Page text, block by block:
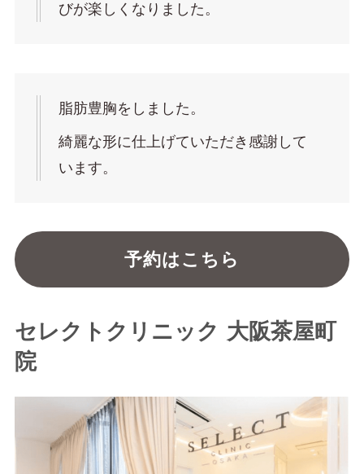
びが楽しくなりました。
脂肪豊胸をしました。
綺麗な形に仕上げていただき感謝して
います。
予約はこちら
セレクトクリニック 大阪茶屋町
院